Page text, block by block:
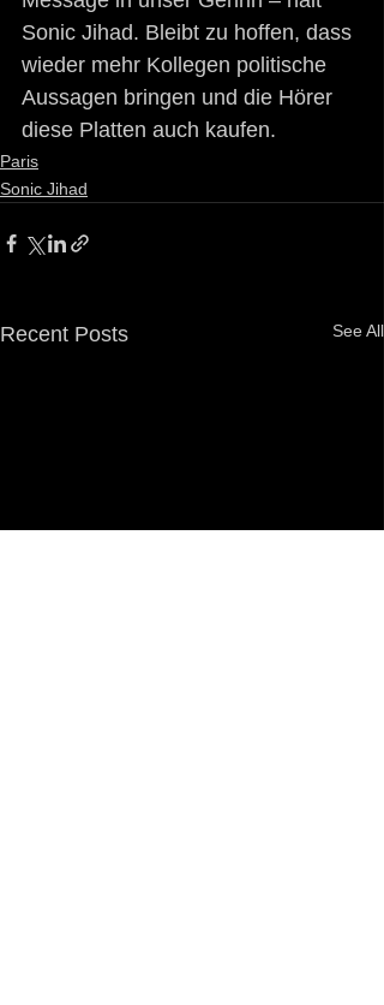
Sonic Jihad. Bleibt zu hoffen, dass
wieder mehr Kollegen politische
Aussagen bringen und die Hörer
diese Platten auch kaufen.
Paris
Sonic Jihad
Recent Posts See All